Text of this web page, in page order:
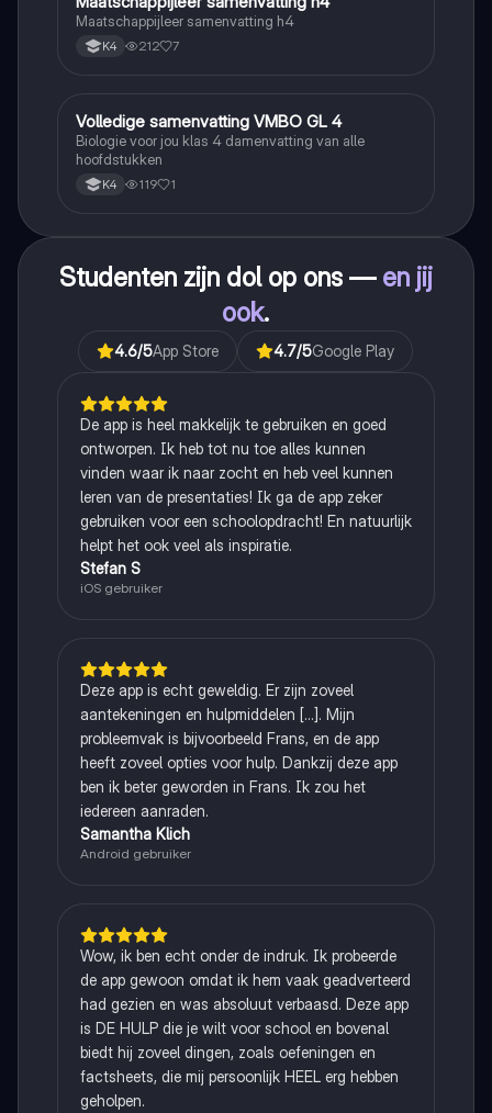
Maatschappijleer samenvatting h4
K4 212 7
Biologie
Volledige samenvatting VMBO GL 4
Biologie voor jou klas 4 damenvatting van alle
hoofdstukken
K4 119 1
Studenten zijn dol op ons — en jij
ook.
4.6/5App Store 4.7/5Google Play
De app is heel makkelijk te gebruiken en goed
ontworpen. Ik heb tot nu toe alles kunnen
vinden waar ik naar zocht en heb veel kunnen
leren van de presentaties! Ik ga de app zeker
gebruiken voor een schoolopdracht! En natuurlijk
helpt het ook veel als inspiratie.
Stefan S
iOS gebruiker
Deze app is echt geweldig. Er zijn zoveel
aantekeningen en hulpmiddelen [...]. Mijn
probleemvak is bijvoorbeeld Frans, en de app
heeft zoveel opties voor hulp. Dankzij deze app
ben ik beter geworden in Frans. Ik zou het
iedereen aanraden.
Samantha Klich
Android gebruiker
Wow, ik ben echt onder de indruk. Ik probeerde
de app gewoon omdat ik hem vaak geadverteerd
had gezien en was absoluut verbaasd. Deze app
is DE HULP die je wilt voor school en bovenal
biedt hij zoveel dingen, zoals oefeningen en
factsheets, die mij persoonlijk HEEL erg hebben
geholpen.